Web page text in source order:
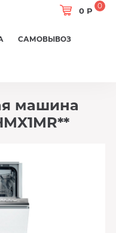
0 Р
0
САМОВЫВОЗ
машина